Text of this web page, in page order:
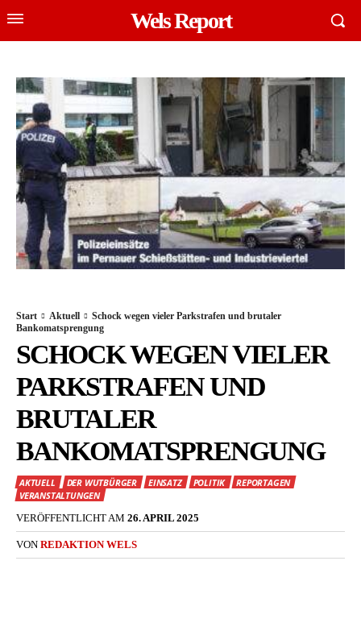
Wels Report
Start Aktuell
Schock wegen vieler Parkstrafen und brutaler
Bankomatsprengung
SCHOCK WEGEN VIELER
PARKSTRAFEN UND
BRUTALER
BANKOMATSPRENGUNG
AKTUELL DER WUTBÜRGER EINSATZ POLITIK
REPORTAGEN
VERANSTALTUNGEN
VERÖFFENTLICHT AM 26. APRIL 2025
VON REDAKTION WELS